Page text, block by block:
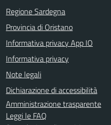
Regione Sardegna
Provincia di Oristano
Informativa privacy App IO
Informativa privacy
Note legali
Dichiarazione di accessibilità
Amministrazione trasparente
Leggi le FAQ